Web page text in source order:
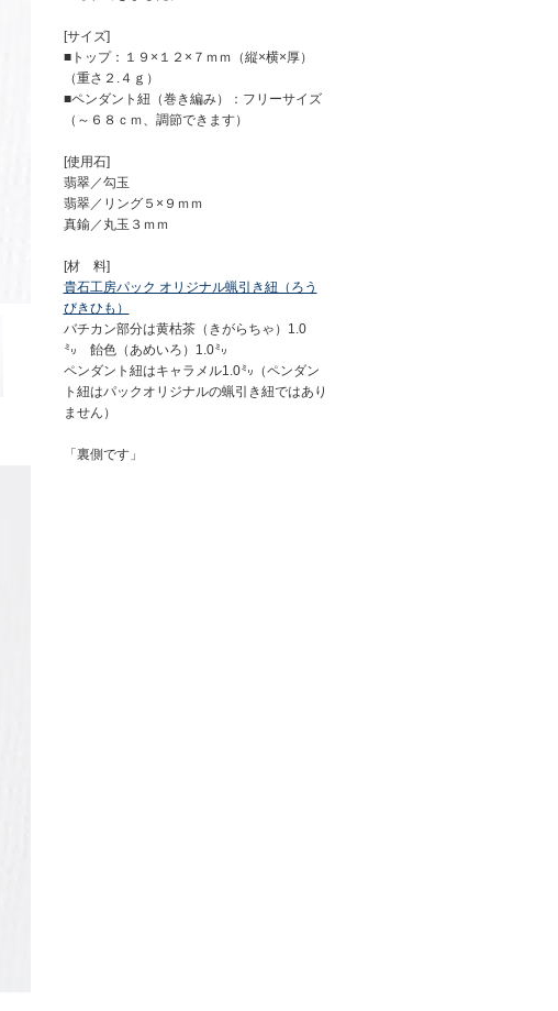
[サイズ]
■トップ：１９×１２×７ｍｍ（縦×横×厚）
（重さ２.４ｇ）
■ペンダント紐（巻き編み）：フリーサイズ
（～６８ｃｍ、調節できます）
[使用石]
翡翠／勾玉
翡翠／リング５×９ｍｍ
真鍮／丸玉３ｍｍ
[材 料]
貴石工房パック オリジナル蝋引き紐（ろう
びきひも）
バチカン部分は黄枯茶（きがらちゃ）1.0
㍉ 飴色（あめいろ）1.0㍉
ペンダント紐はキャラメル1.0㍉（ペンダン
ト紐はパックオリジナルの蝋引き紐ではあり
ません）
「裏側です」